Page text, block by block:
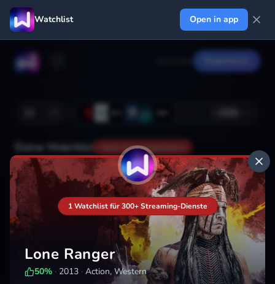
Watchlist Open in app
Deine Watchlist Noch nicht gespeichert
Hinzufügen
1 Watchlist für 300+ Streaming-Dienste
Lone Ranger
50% · 2013 · Action, Western